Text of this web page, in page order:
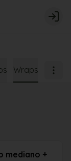
Login
Wraps
mediano +